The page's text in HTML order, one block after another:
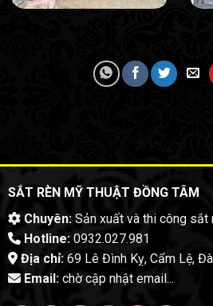
SẮT RÈN MỸ THUẬT ĐỒNG TÂM
Chuyên:Sản xuất và thi công sắt
Hotline:0932.027.981
Địa chỉ:69 Lê Đình Kỵ, Cẩm Lệ,
Email:chờ cập nhật email...